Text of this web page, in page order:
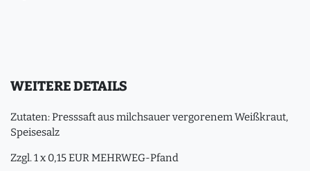
WEITERE DETAILS
Zutaten: Presssaft aus milchsauer vergorenem Weißkraut,
Speisesalz
Zzgl. 1 x 0,15 EUR MEHRWEG-Pfand